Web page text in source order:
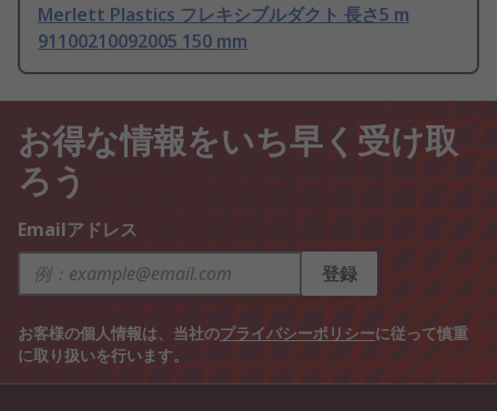
Merlett Plastics フレキシブルダクト 長さ5 m
91100210092005 150 mm
お得な情報をいち早く受け取
ろう
Emailアドレス
登録
お客様の個人情報は、当社のプライバシーポリシーに従って慎重
に取り扱いを行います。